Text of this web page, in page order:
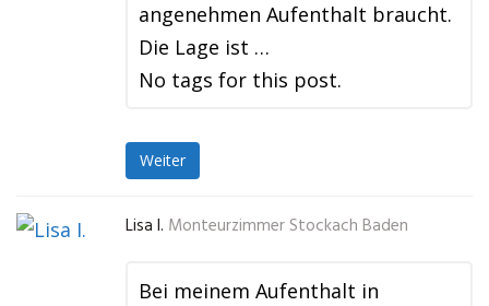
angenehmen Aufenthalt braucht.
Die Lage ist …
No tags for this post.
Weiter
Lisa I. Monteurzimmer Stockach Baden
Bei meinem Aufenthalt in